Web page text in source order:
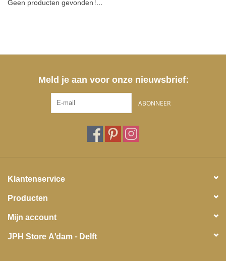
Geen producten gevonden!...
Meld je aan voor onze nieuwsbrief:
ABONNEER
Klantenservice
Producten
Mijn account
JPH Store A'dam - Delft